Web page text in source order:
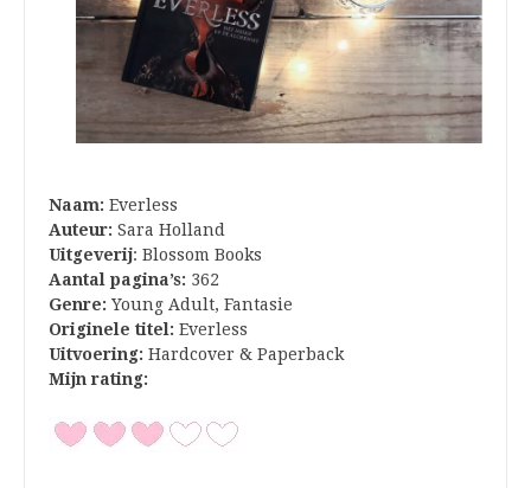
Naam: Everless
Auteur: Sara Holland
Uitgeverij: Blossom Books
Aantal pagina’s: 362
Genre: Young Adult, Fantasie
Originele titel: Everless
Uitvoering: Hardcover & Paperback
Mijn rating: